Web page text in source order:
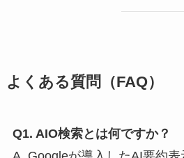
よくある質問（FAQ）
Q1. AIO検索とは何ですか？